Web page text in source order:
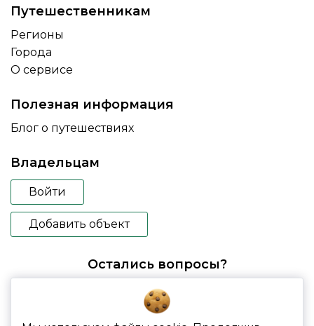
Путешественникам
Регионы
Города
О сервисе
Полезная информация
Блог о путешествиях
Владельцам
Войти
Добавить объект
Остались вопросы?
booking@glampspace.ru